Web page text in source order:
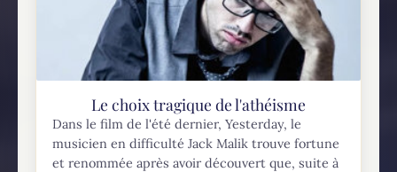
Le choix tragique de l'athéisme
Dans le film de l'été dernier, Yesterday, le
musicien en difficulté Jack Malik trouve fortune
et renommée après avoir découvert que, suite à